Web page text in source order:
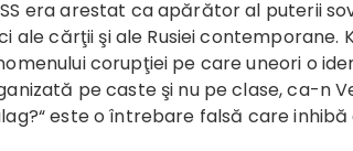
era arestat ca apărător al puterii
ale cărţii şi ale Rusiei contemporane.
corupţiei pe care uneori o
pe caste şi nu pe clase, ca-n
este o întrebare falsă care